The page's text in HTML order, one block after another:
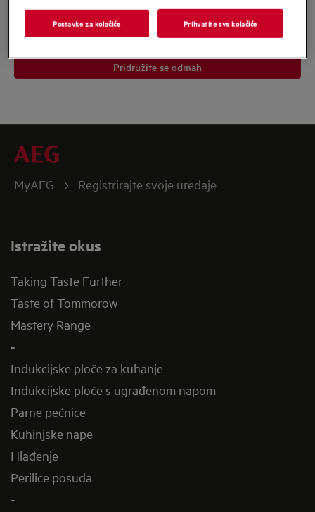
mrežama. U svakom trenutku mogu povući svoju suglasnost.
Potvrđujem da imam 18 ili više godina. Za više informacija pročitajte
Obavijest o zaštiti podataka
Pridružite se odmah
MyAEG Registrirajte svoje uređaje
Istražite okus
Taking Taste Further
Taste of Tommorow
Mastery Range
-
Indukcijske ploče za kuhanje
Indukcijske ploče s ugrađenom napom
Parne pećnice
Kuhinjske nape
Hlađenje
Perilice posuđa
-
Postavke za kolačiće Prihvatite sve kolačiće